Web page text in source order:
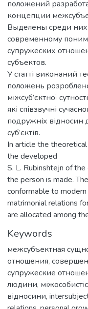
положений
концепции
Выделены среди них
современному
супружеских
субъектов.
У статті виконаний
положень
міжсуб’єктної
які співзвучні
подружніх відносин
суб’єктів.
In article the
the developed
S. L. Rubinshtejn of
the person is made. The
conformable to
matrimonial relations
are allocated among
Keywords
межсубъектная
отношения,
супружеские
людини,
відносини,